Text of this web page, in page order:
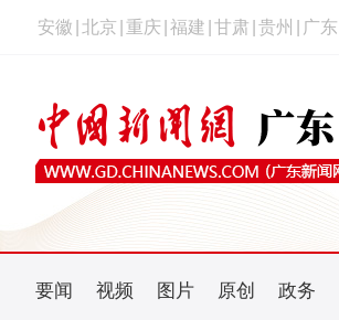
安徽 北京 重庆 福建 甘肃 贵州 广东
要闻 视频 图片 原创 政务